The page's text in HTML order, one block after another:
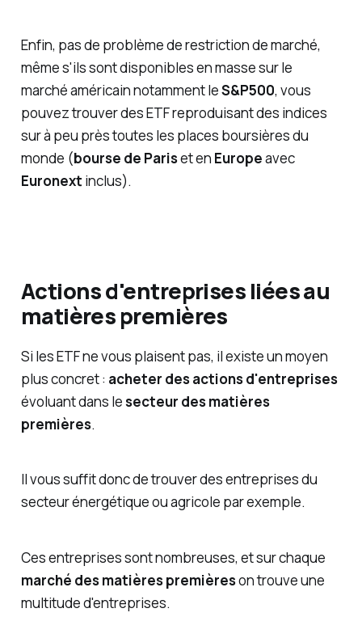
Enfin, pas de problème de restriction de marché,
même s'ils sont disponibles en masse sur le
marché américain notamment leS&P500, vous
pouvez trouver des ETF reproduisant des indices
sur à peu près toutes les places boursières du
monde (bourse de Pariset en Europeavec
Euronext inclus).
Actions d'entreprises liées au
matières premières
Si les ETF ne vous plaisent pas, il existe un moyen
plus concret : acheter des actions d'entreprises
évoluant dans lesecteur des matières
premières.
Il vous suffit donc de trouver des entreprises du
secteur énergétique ou agricole par exemple.
Ces entreprises sont nombreuses, et sur chaque
marché des matières premièreson trouve une
multitude d'entreprises.